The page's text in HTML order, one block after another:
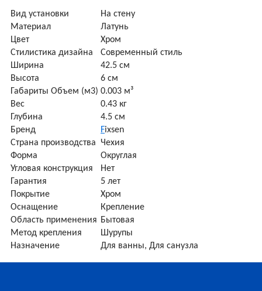
Вид установки
На стену
Материал
Латунь
Цвет
Хром
Стилистика дизайна
Современный стиль
Ширина
42.5 см
Высота
6 см
Габариты Объем (м3) 0.003 м³
Вес
0.43 кг
Глубина
4.5 см
Бренд
Fixsen
Страна производства Чехия
Форма
Округлая
Угловая конструкция
Нет
Гарантия
5 лет
Покрытие
Хром
Оснащение
Крепление
Область применения Бытовая
Метод крепления
Шурупы
Назначение
Для ванны, Для санузла